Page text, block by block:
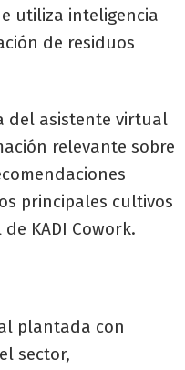
utiliza inteligencia
de residuos
del asistente virtual
relevante sobre
principales cultivos
KADI Cowork.
plantada con
sector,